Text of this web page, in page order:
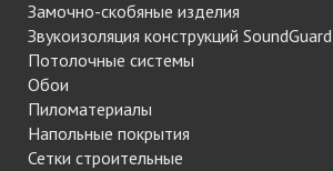
Замочно-скобяные изделия
Звукоизоляция конструкций SoundGuard
Потолочные системы
Обои
Пиломатериалы
Напольные покрытия
Сетки строительные